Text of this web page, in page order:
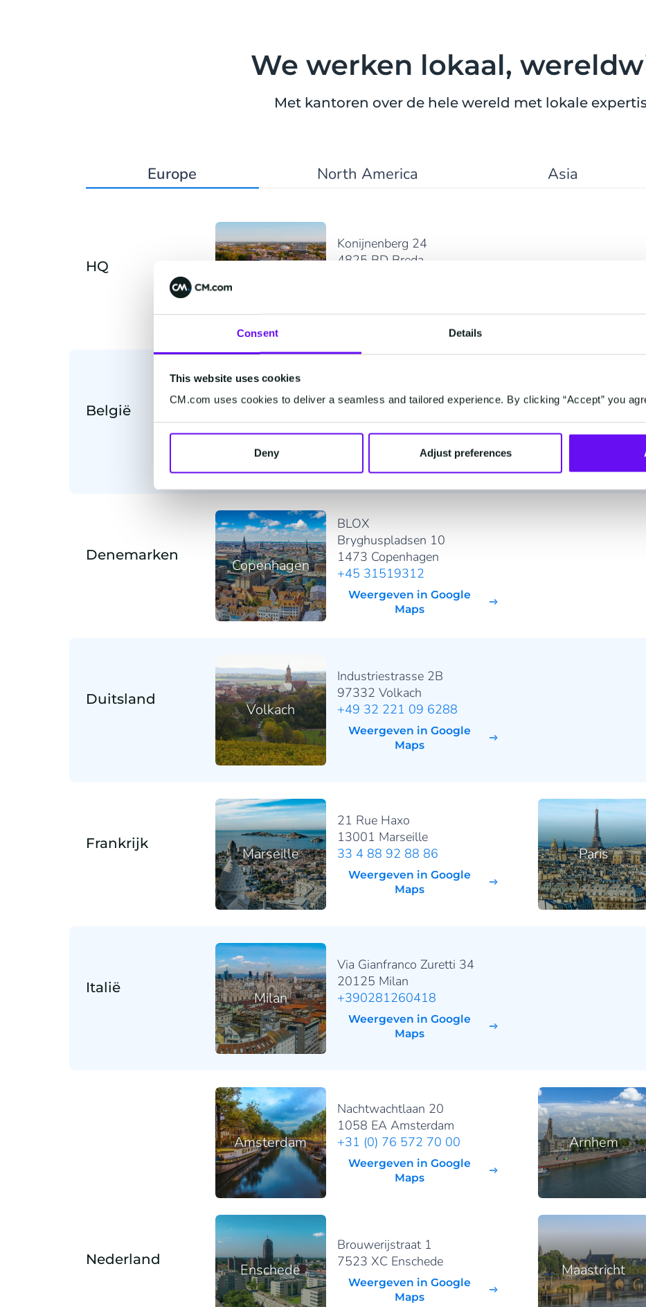
Consent Details
This website uses cookies
CM.com uses cookies to deliver a seamless and tailored experience. By clicking “Accept” you
Deny Adjust preferences
We werken lokaal,
Met kantoren over de hele wereld met lokale
Europe North America Asia
HQ
Konijnenberg 24
4825 BD Breda
Maps
België
Mechelen
2800 Mechelen
+32 (0) 2 255 66 11
Maps
Denemarken
Copenhagen
BLOX
Bryghuspladsen 10
1473 Copenhagen
+45 31519312
Weergeven in Google
Maps
Duitsland
Volkach
Industriestrasse 2B
97332 Volkach
+49 32 221 09 6288
Weergeven in Google
Maps
Frankrijk
Marseille
21 Rue Haxo
13001 Marseille
33 4 88 92 88 86
Weergeven in Google
Maps
Paris
Italië
Milan
Via Gianfranco Zuretti 34
20125 Milan
+390281260418
Weergeven in Google
Maps
Nederland
Amsterdam
Nachtwachtlaan 20
1058 EA Amsterdam
+31 (0) 76 572 70 00
Weergeven in Google
Maps
Arnhem
Enschede
Brouwerijstraat 1
7523 XC Enschede
Weergeven in Google
Maps
Maastricht